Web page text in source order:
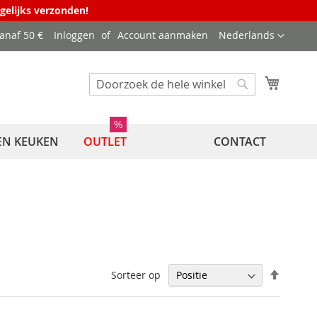
verzonden!
Taal
Nederlands
50 € Inloggen Account aanmaken
Zoek
KEUKEN OUTLET
%
CONTACT
Sorteer op
naar